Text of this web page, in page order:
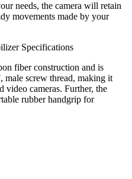
needs, the camera will retain
movements made by your
Specifications
fiber construction and is
male screw thread, making it
video cameras. Further, the
rubber handgrip for